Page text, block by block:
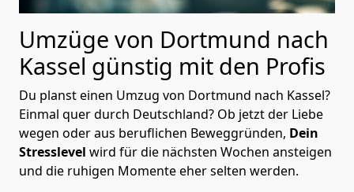
Umzüge von Dortmund nach
Kassel günstig mit den Profis
Du planst einen Umzug von Dortmund nach Kassel?
Einmal quer durch Deutschland? Ob jetzt der Liebe
wegen oder aus beruflichen Beweggründen, Dein
Stresslevel wird für die nächsten Wochen ansteigen
und die ruhigen Momente eher selten werden.